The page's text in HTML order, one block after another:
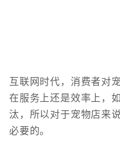
互联网时代，消费者对
在服务上还是效率上，
汰，所以对于宠物店来
必要的。